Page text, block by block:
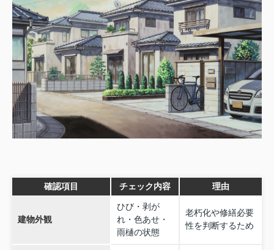
確認項目 チェック内容 理由
建物外観
ひび・剥が
れ・色あせ・
雨樋の状態
老朽化や修繕必要
性を判断するため